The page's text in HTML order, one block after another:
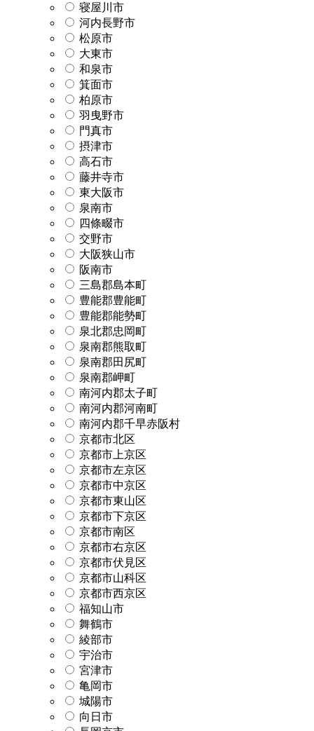
寝屋川市
河内長野市
松原市
大東市
和泉市
箕面市
柏原市
羽曳野市
門真市
摂津市
高石市
藤井寺市
東大阪市
泉南市
四條畷市
交野市
大阪狭山市
阪南市
三島郡島本町
豊能郡豊能町
豊能郡能勢町
泉北郡忠岡町
泉南郡熊取町
泉南郡田尻町
泉南郡岬町
南河内郡太子町
南河内郡河南町
南河内郡千早赤阪村
京都市北区
京都市上京区
京都市左京区
京都市中京区
京都市東山区
京都市下京区
京都市南区
京都市右京区
京都市伏見区
京都市山科区
京都市西京区
福知山市
舞鶴市
綾部市
宇治市
宮津市
亀岡市
城陽市
向日市